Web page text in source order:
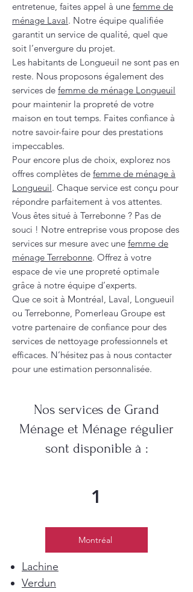
entretenue, faites appel à une femme de
ménage Laval. Notre équipe qualifiée
garantit un service de qualité, quel que
soit l’envergure du projet.
Les habitants de Longueuil ne sont pas en
reste. Nous proposons également des
services de femme de ménage Longueuil
pour maintenir la propreté de votre
maison en tout temps. Faites confiance à
notre savoir-faire pour des prestations
impeccables.
Pour encore plus de choix, explorez nos
offres complètes de femme de ménage à
Longueuil. Chaque service est conçu pour
répondre parfaitement à vos attentes.
Vous êtes situé à Terrebonne ? Pas de
souci ! Notre entreprise vous propose des
services sur mesure avec une femme de
ménage Terrebonne. Offrez à votre
espace de vie une propreté optimale
grâce à notre équipe d’experts.
Que ce soit à Montréal, Laval, Longueuil
ou Terrebonne, Pomerleau Groupe est
votre partenaire de confiance pour des
services de nettoyage professionnels et
efficaces. N’hésitez pas à nous contacter
pour une estimation personnalisée.
Nos services de Grand
Ménage et Ménage régulier
sont disponible à :
1
Montréal
Lachine
Verdun